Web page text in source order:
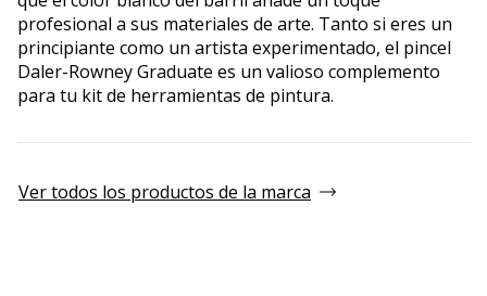
profesional a sus materiales de arte. Tanto si eres un
principiante como un artista experimentado, el pincel
Daler-Rowney Graduate es un valioso complemento
para tu kit de herramientas de pintura.
Ver todos los productos de la marca